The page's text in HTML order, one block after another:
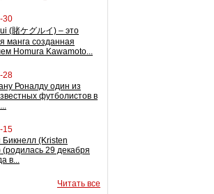
30
(賭ケグルイ) – это
манга созданная
Homura Kawamoto...
28
Роналду один из
футболистов в
15
Бикнелл (Kristen
(родилась 29 декабря
в...
Читать все